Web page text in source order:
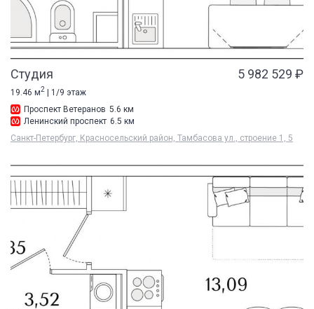
Студия 5 982 529 ₽
19.46 м2 | 1/9 этаж
Проспект Ветеранов 5.6 км
Ленинский проспект 6.5 км
Санкт-Петербург, Красносельский район, Тамбасова ул., строение 1, 5